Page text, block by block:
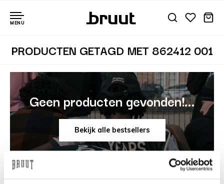
MENU
PRODUCTEN GETAGD MET 862412 001
Geen producten gevonden!...
Bekijk alle bestsellers